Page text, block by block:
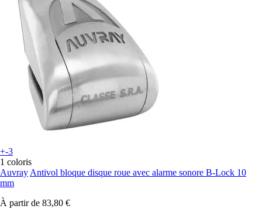
+-3
1 coloris
Auvray Antivol bloque disque roue avec alarme sonore B-Lock 10
mm
À partir de 83,80 €